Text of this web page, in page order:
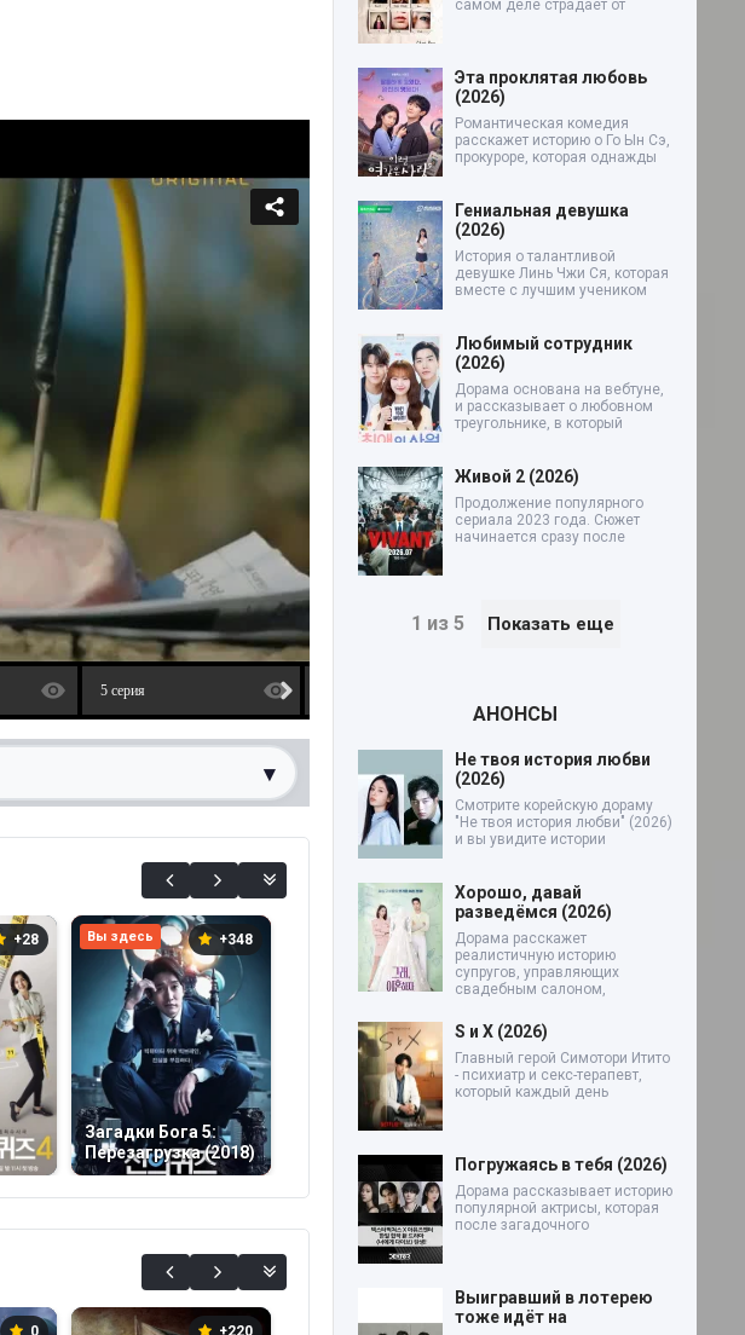
5 серия
▾
0%
+28 +348
Загадки Бога 5:
Перезагрузка (2018)
Вы здесь
0 +220
самом деле страдает от
Эта проклятая любовь
(2026)
Романтическая комедия
расскажет историю о Го Ын Сэ,
прокуроре, которая однажды
Гениальная девушка
(2026)
История о талантливой
девушке Линь Чжи Ся, которая
вместе с лучшим учеником
Любимый сотрудник
(2026)
Дорама основана на вебтуне,
и рассказывает о любовном
треугольнике, в который
Живой 2 (2026)
Продолжение популярного
сериала 2023 года. Сюжет
начинается сразу после
1 из 5 Показать еще
АНОНСЫ
Не твоя история любви
(2026)
Смотрите корейскую дораму
"Не твоя история любви" (2026)
и вы увидите истории
Хорошо, давай
разведёмся (2026)
Дорама расскажет
реалистичную историю
супругов, управляющих
свадебным салоном,
S и X (2026)
Главный герой Симотори Итито
- психиатр и секс-терапевт,
который каждый день
Погружаясь в тебя (2026)
Дорама рассказывает историю
популярной актрисы, которая
после загадочного
Выигравший в лотерею
тоже идёт на